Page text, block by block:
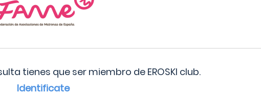
tienes que ser miembro de EROSKI club.
Identificate